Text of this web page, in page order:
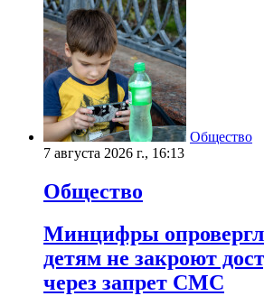
Общество
7 августа 2026 г., 16:13
Общество
Минцифры
детям не закроют
через запрет СМС